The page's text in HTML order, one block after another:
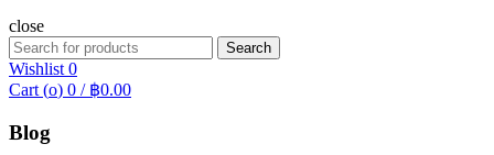
close
Search
for:
Search
Wishlist 0
Cart (o) 0 / ฿0.00
Blog